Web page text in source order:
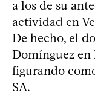
a los de su
actividad en
De hecho, el
Domínguez en
figurando
SA.